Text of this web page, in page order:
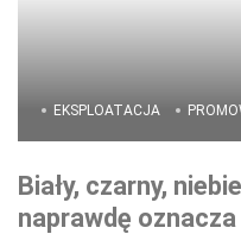
EKSPLOATACJA
Biały, czarny,
naprawdę